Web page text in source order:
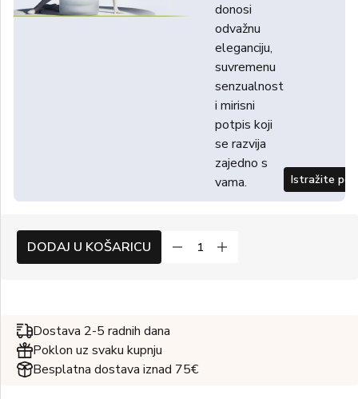
donosi
odvažnu
eleganciju,
suvremenu
senzualnost
i mirisni
potpis koji
se razvija
zajedno s
vama.
Istražite
DODAJ U KOŠARICU
Dostava 2-5 radnih dana
Poklon uz svaku kupnju
Besplatna dostava iznad 75€